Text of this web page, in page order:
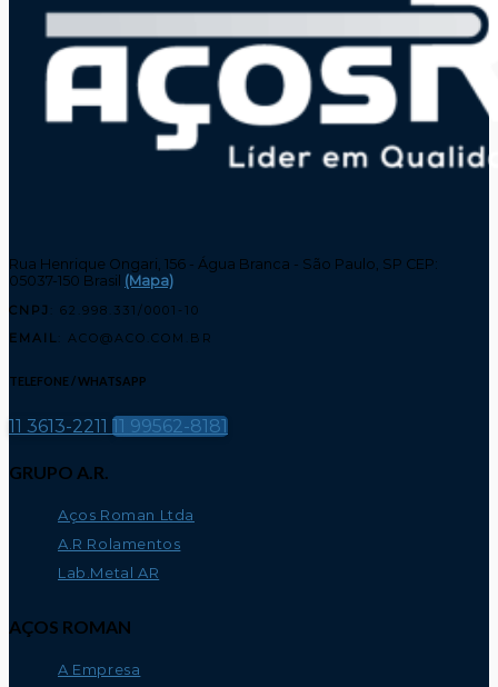
Rua Henrique Ongari, 156 - Água Branca - São Paulo, SP CEP:
05037-150 Brasil (Mapa)
CNPJ
: 62.998.331/0001-10
EMAIL : ACO@ACO.COM.BR
TELEFONE / WHATSAPP
11 3613-2211 11 99562-8181
GRUPO A.R.
Aços Roman Ltda
A.R Rolamentos
Lab.Metal AR
AÇOS ROMAN
A Empresa